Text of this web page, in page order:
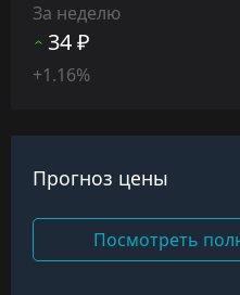
За неделю
34 ₽
+1.16%
Прогноз цены
Посмотреть